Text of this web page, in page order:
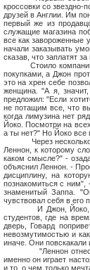
кроссовки со
друзей в Англии. Им
первый же из
служащие магазина
все как завороженные
начали заказывать
сказав, что заплатят за
Стоило компании
покупками, а Джон
это на хрен себе
женщина. "А я,
предложил: "Если
не потащим все, что
когда лимузина нет
Йоко. Посмотри на
а ты нет?" Но Йоко все
Через несколько
Леннон, к которому
каком смысле?" -
объяснил Леннон. -
дисциплину, на
познакомиться с ним",
знаменитый Заппа.
чувствовал себя в его
И Джон, Йоко,
студентов, где на
дверь, Говард
невозмутимостью и
иначе. Они повскакали
"Леннон отнесся к
именно он играет
и то, о чем только